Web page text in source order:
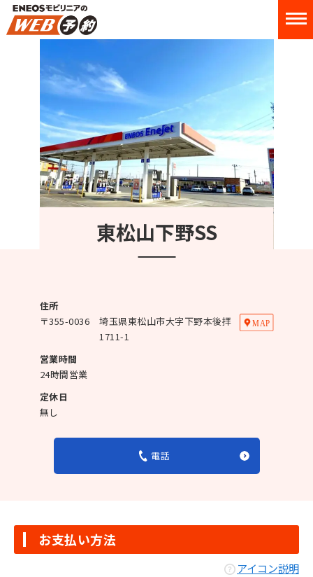
東松山下野SS
住所
〒355-0036
埼玉県東松山市大字下野本後拝
1711-1
営業時間
24時間営業
定休日
無し
電話
お支払い方法
アイコン説明